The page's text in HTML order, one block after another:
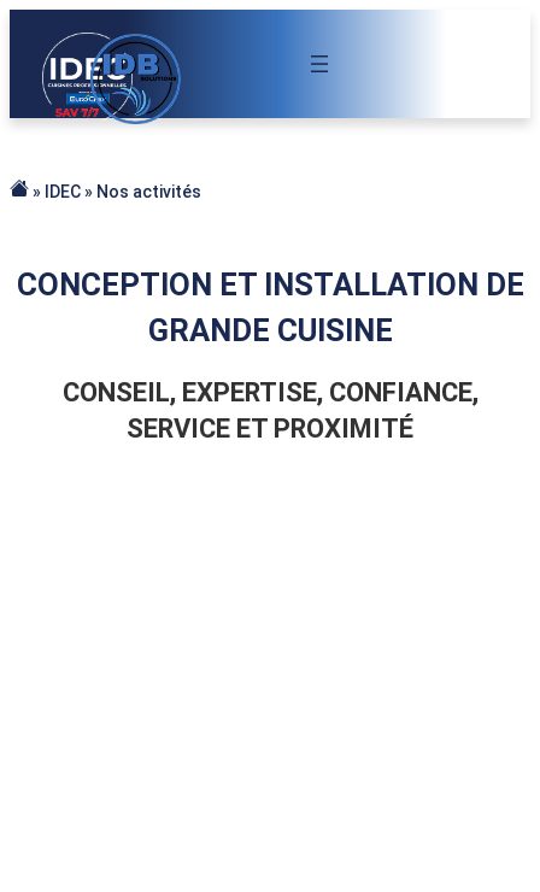
contenu
Accueil
» IDEC» Nos activités
CONCEPTION ET INSTALLATION DE
GRANDE CUISINE
CONSEIL, EXPERTISE, CONFIANCE,
SERVICE ET PROXIMITÉ